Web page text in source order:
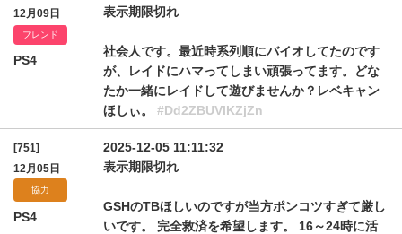
12月09日
フレンド
PS4
表示期限切れ
社会人です。最近時系列順にバイオしてたのです
が、レイドにハマってしまい頑張ってます。どな
たか一緒にレイドして遊びませんか？レベキャン
ほしぃ。 #Dd2ZBUVlKZjZn
[751]
12月05日
協力
PS4
2025-12-05 11:11:32
表示期限切れ
GSHのTBほしいのですが当方ポンコツすぎて厳し
いです。 完全救済を希望します。 16～24時に活